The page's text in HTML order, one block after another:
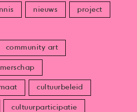
nieuws project
community art
cultuurbeleid
cultuurparticipatie